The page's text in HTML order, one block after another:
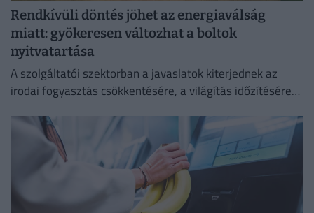
Rendkívüli döntés jöhet az energiaválság
miatt: gyökeresen változhat a boltok
nyitvatartása
A szolgáltatói szektorban a javaslatok kiterjednek az
irodai fogyasztás csökkentésére, a világítás időzítésére